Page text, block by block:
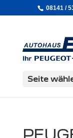
08141 /
Seite